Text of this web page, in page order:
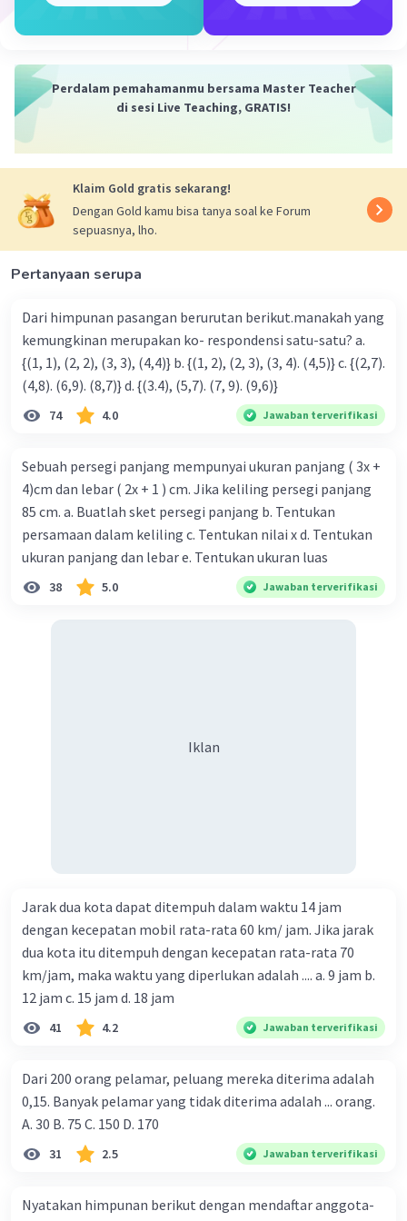
Iklan
Perdalam pemahamanmu bersama Master Teacher
di sesi Live Teaching, GRATIS!
Klaim Gold gratis sekarang!
Dengan Gold kamu bisa tanya soal ke Forum
sepuasnya, lho.
Pertanyaan serupa
Dari himpunan pasangan berurutan berikut.manakah yang
kemungkinan merupakan ko- respondensi satu-satu? a.
{(1, 1), (2, 2), (3, 3), (4,4)} b. {(1, 2), (2, 3), (3, 4). (4,5)} c. {(2,7).
(4,8). (6,9). (8,7)} d. {(3.4), (5,7). (7, 9). (9,6)}
74 4.0 Jawaban terverifikasi
Sebuah persegi panjang mempunyai ukuran panjang ( 3x +
4)cm dan lebar ( 2x + 1 ) cm. Jika keliling persegi panjang
85 cm. a. Buatlah sket persegi panjang b. Tentukan
persamaan dalam keliling c. Tentukan nilai x d. Tentukan
ukuran panjang dan lebar e. Tentukan ukuran luas
38 5.0 Jawaban terverifikasi
Iklan
Jarak dua kota dapat ditempuh dalam waktu 14 jam
dengan kecepatan mobil rata-rata 60 km/ jam. Jika jarak
dua kota itu ditempuh dengan kecepatan rata-rata 70
km/jam, maka waktu yang diperlukan adalah .... a. 9 jam b.
12 jam c. 15 jam d. 18 jam
41 4.2 Jawaban terverifikasi
Dari 200 orang pelamar, peluang mereka diterima adalah
0,15. Banyak pelamar yang tidak diterima adalah ... orang.
A. 30 B. 75 C. 150 D. 170
31 2.5 Jawaban terverifikasi
Nyatakan himpunan berikut dengan mendaftar anggota-